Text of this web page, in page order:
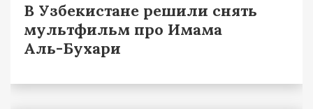
В Узбекистане решили снять
мультфильм про Имама
Аль-Бухари